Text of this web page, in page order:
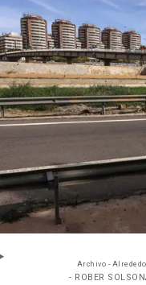
Archivo -
- ROBER